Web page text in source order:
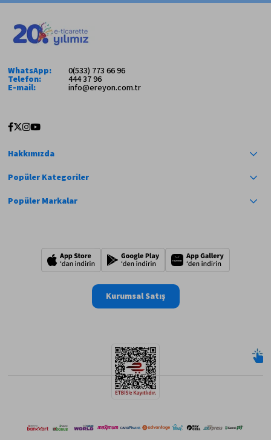
WhatsApp: 0(533) 773 66 96
Telefon: 444 37 96
E-mail: info@ereyon.com.tr
Hakkımızda
Popüler Kategoriler
Popüler Markalar
Kurumsal Satış